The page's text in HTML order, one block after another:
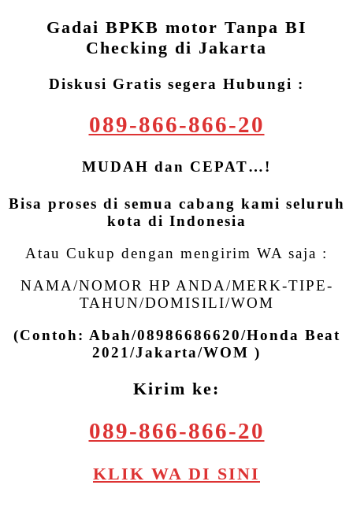
Gadai BPKB motor Tanpa BI
Checking di Jakarta
Diskusi Gratis segera Hubungi :
089-866-866-20
MUDAH dan CEPAT…!
Bisa proses di semua cabang kami seluruh
kota di Indonesia
Atau Cukup dengan mengirim WA saja :
NAMA/NOMOR HP ANDA/MERK-TIPE-
TAHUN/DOMISILI/WOM
(Contoh: Abah/08986686620/Honda Beat
2021/Jakarta/WOM )
Kirim ke:
089-866-866-20
KLIK WA DI SINI